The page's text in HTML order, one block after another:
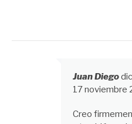
Juan Diego
17 noviembre
Creo